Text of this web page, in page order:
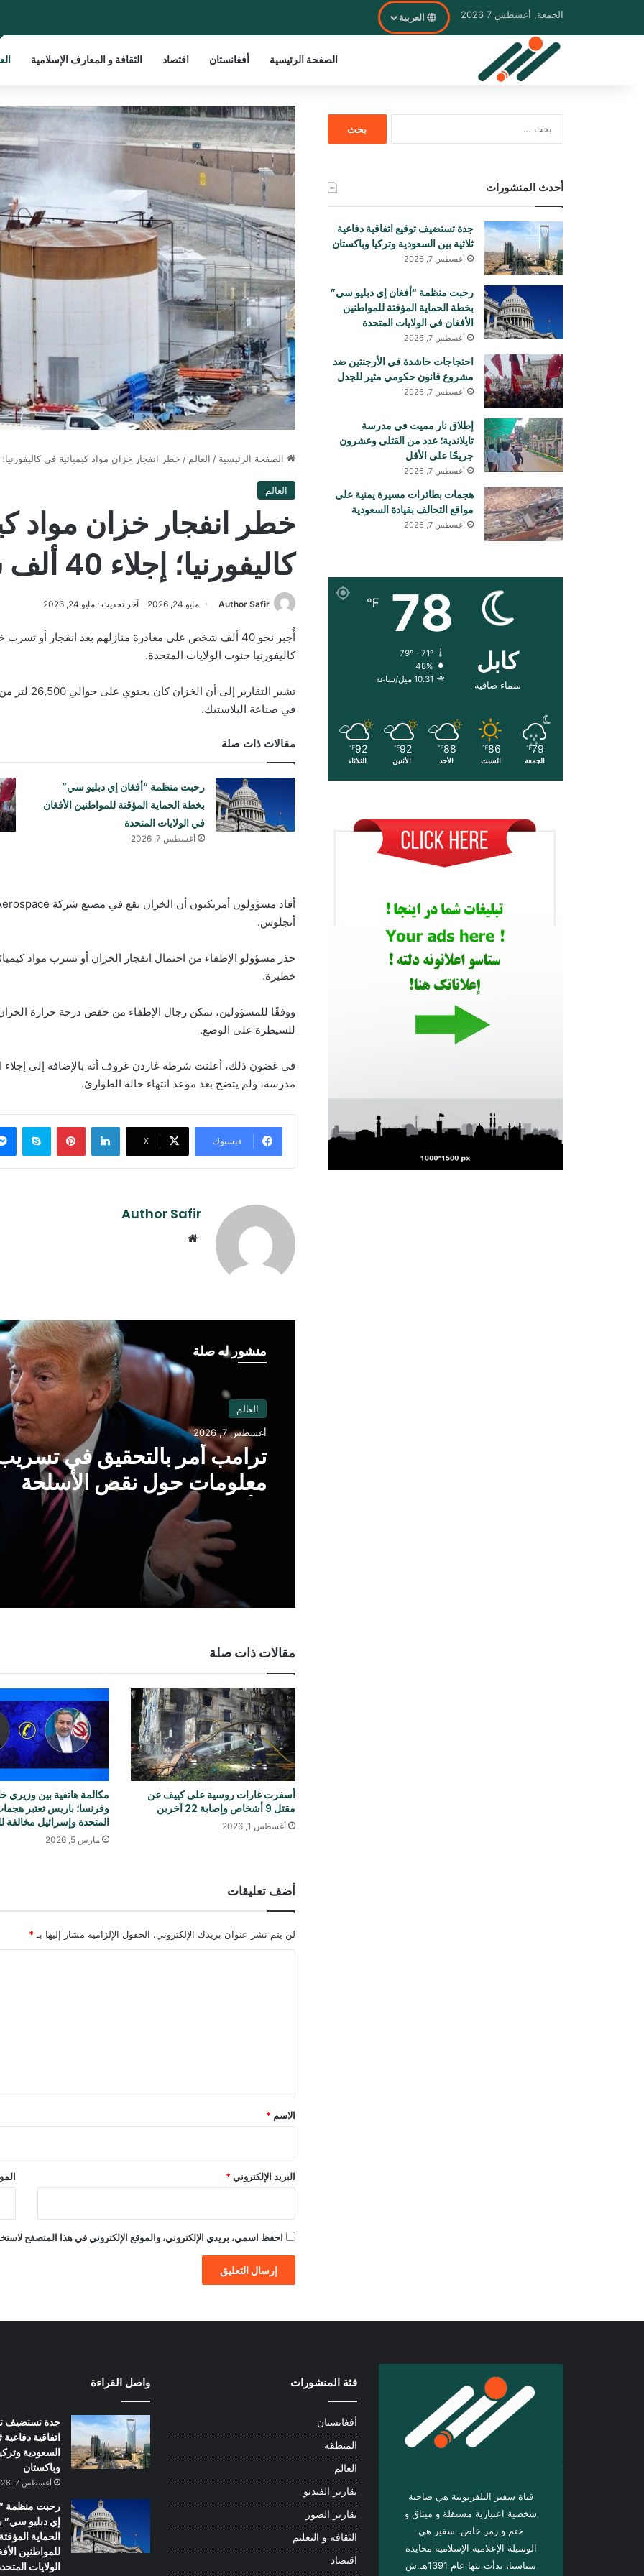
الجمعة, أغسطس 7 2026 العربية
الصفحة الرئيسية أفغانستان اقتصاد الثقافة و المعارف الإسلامية
الصفحة الرئيسية / العالم / خطر انفجار خزان مواد كيميائية في كاليفورنيا؛ إجلاء 40
العالم
خطر انفجار خزان مواد
كاليفورنيا؛ إجلاء 40 ألف شخص
Author Safir مايو 24, 2026 آخر تحديث : مايو 24, 2026
أُجبر نحو 40 ألف شخص على مغادرة منازلهم بعد انفجار أو
كاليفورنيا جنوب الولايات المتحدة.
تشير
في صناعة البلاستيك.
مقالات ذات صلة
رحبت منظمة “أفغان إي دبليو سي”
بخطة الحماية المؤقتة للمواطنين الأفغان
في الولايات المتحدة
أغسطس 7, 2026
أنجلوس.
حذر مسؤولو الإطفاء من احتمال انفجار الخزان أو تسرب مواد
خطيرة.
ووفقًا للمسؤولين، تمكن رجال الإطفاء من خفض درجة حرارة
للسيطرة على الوضع.
في غضون ذلك، أعلنت شرطة غاردن غروف أنه بالإضافة إلى
مدرسة، ولم يتضح بعد موعد انتهاء حالة الطوارئ.
فيسبوك ‫X
لينكدإن بينتيريست
Author Safir
منشور له صلة
العالم
أغسطس 7, 2026
ترامب أمر بالتحقيق في
معلومات حول نقص الأسلحة
الأمريكية
مقالات ذات صلة
أسفرت غارات روسية على كييف عن
مقتل 9 أشخاص وإصابة 22 آخرين
أغسطس 1, 2026
مكالمة هاتفية بين وزيري
وفرنسا؛ باريس تعتبر
المتحدة وإسرائيل مخالفة
مارس 5, 2026
أضف تعليقات
لن يتم نشر عنوان بريدك الإلكتروني. الحقول الإلزامية مشار إليها بـ *
*
الاسم *
البريد الإلكتروني *
احفظ اسمي، بريدي الإلكتروني، والموقع الإلكتروني في هذا المتصفح
أحدث المنشورات
جدة تستضيف توقيع اتفاقية دفاعية
ثلاثية بين السعودية وتركيا وباكستان
أغسطس 7, 2026
رحبت منظمة “أفغان إي دبليو سي”
بخطة الحماية المؤقتة للمواطنين
الأفغان في الولايات المتحدة
أغسطس 7, 2026
احتجاجات حاشدة في الأرجنتين ضد
مشروع قانون حكومي مثير للجدل
أغسطس 7, 2026
إطلاق نار مميت في مدرسة
تايلاندية؛ عدد من القتلى وعشرون
جريحًا على الأقل
أغسطس 7, 2026
هجمات بطائرات مسيرة يمنية على
مواقع التحالف بقيادة السعودية
أغسطس 7, 2026
کابل
سماء صافية
78
℉
79º - 71º
48%
10.31 ميل/ساعة
79
℉
الجمعة
86
℉
السبت
88
℉
الأحد
92
℉
الأثنين
92
℉
الثلاثاء
قناة سفير التلفزيونية هي صاحبة
شخصية اعتبارية مستقلة و ميثاق و
ختم و رمز خاص. سفیر هي
الوسيلة الإعلامية الإسلامية محايدة
سياسيا، بدأت بثها عام 1391هـ.ش
فئة المنشورات
أفغانستان
المنطقة
العالم
تقارير الفيديو
تقارير الصور
الثقافة و التعليم
اقتصاد
واصل القراءة
جدة تستضيف
اتفاقية دفاعية
السعودية
وباكستان
أغسطس 7, 2026
رحبت منظمة
إي دبليو سي”
الحماية المؤقتة
للمواطنين
الولايات